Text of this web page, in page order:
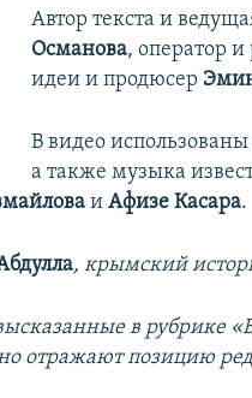
Автор текста и
Османова, оператор
идеи и продюсер
В видео
а также музыка
иАфизе Касара.
, крымский
в рубрике
отражают позицию